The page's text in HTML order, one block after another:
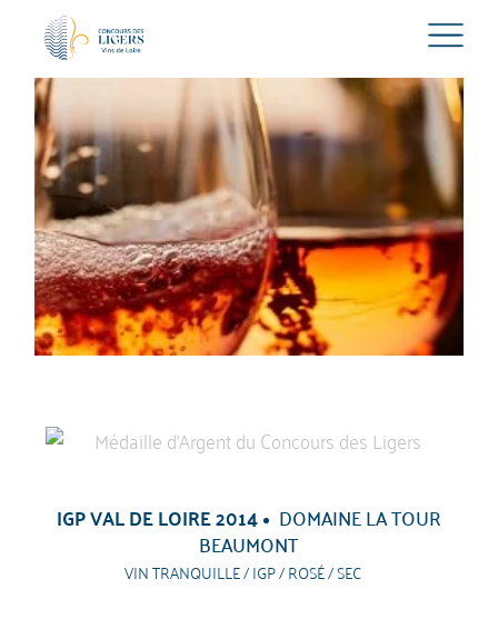
IGP VAL DE LOIRE 2014 DOMAINE LA TOUR
BEAUMONT
VIN TRANQUILLE / IGP / ROSÉ / SEC